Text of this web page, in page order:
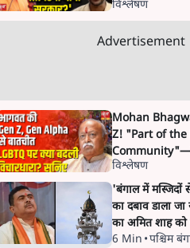
विश्लेषण
Advertisement
Mohan
Z! "Part of the
New Move?
विश्लेषण
'बंगाल में मस्जिदों
का दबाव डाला
का अमित शाह को
6 Min •पश्चिम